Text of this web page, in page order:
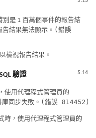
別是 1 百萬個事件的報告結
結果無法顯示。 (錯誤
檢視報告結果。
5.14
驗證
使用代理程式管理員的
同步失敗。 (錯誤 814452)
時，使用代理程式管理員的